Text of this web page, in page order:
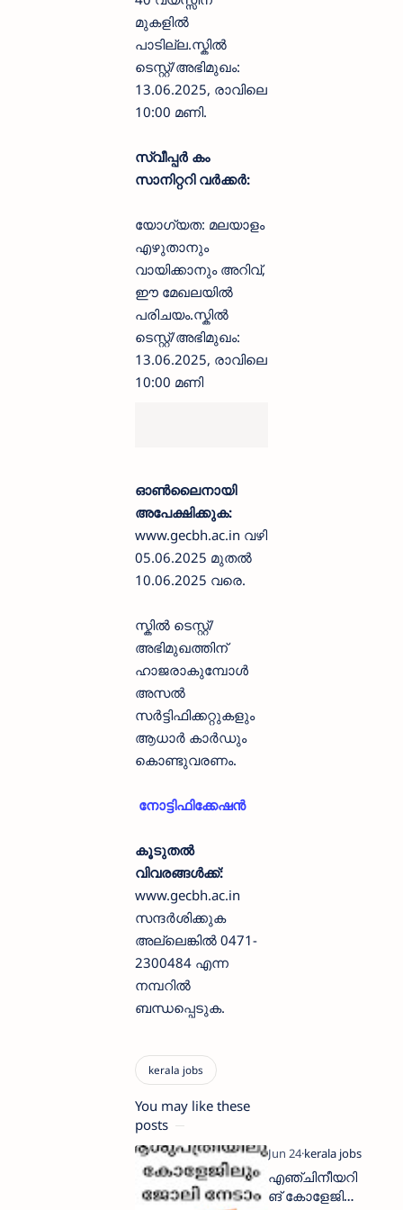
മുകളിൽ
പാടില്ല.സ്കിൽ
ടെസ്റ്റ്/അഭിമുഖം:
13.06.2025, രാവിലെ
10:00 മണി.
സ്വീപ്പർ കം
സാനിറ്ററി വർക്കർ:
യോഗ്യത: മലയാളം
എഴുതാനും
വായിക്കാനും അറിവ്,
ഈ മേഖലയിൽ
പരിചയം.സ്കിൽ
ടെസ്റ്റ്/അഭിമുഖം:
13.06.2025, രാവിലെ
10:00 മണി
ഓൺലൈനായി
അപേക്ഷിക്കുക:
www.gecbh.ac.in വഴി
05.06.2025 മുതൽ
10.06.2025 വരെ.
സ്കിൽ ടെസ്റ്റ്/
അഭിമുഖത്തിന്
ഹാജരാകുമ്പോൾ
അസൽ
സർട്ടിഫിക്കറ്റുകളും
ആധാർ കാർഡും
കൊണ്ടുവരണം.
നോട്ടിഫിക്കേഷൻ
കൂടുതൽ
വിവരങ്ങൾക്ക്:
www.gecbh.ac.in
സന്ദർശിക്കുക
അല്ലെങ്കിൽ 0471-
2300484 എന്ന
നമ്പറിൽ
ബന്ധപ്പെടുക.
You may like these
posts
എഞ്ചിനീയറി
ങ് കോളേജില്‍